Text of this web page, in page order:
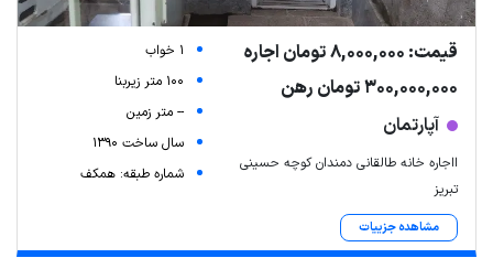
قیمت: 8,000,000 تومان اجاره
300,000,000 تومان رهن
آپارتمان
ااجاره خانه طالقانی دمندان کوچه حسینی
تبریز
مشاهده جزییات
1 خواب
100 متر زیربنا
-- متر زمین
سال ساخت 1390
شماره طبقه: همکف